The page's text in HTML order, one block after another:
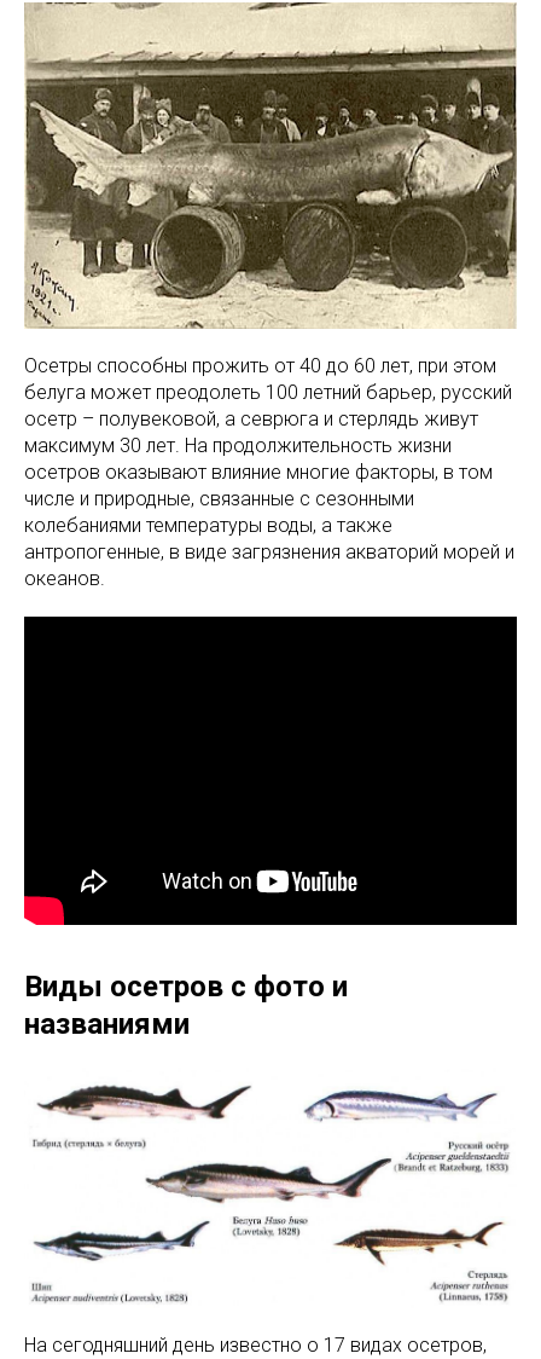
Осетры способны прожить от 40 до 60 лет, при этом
белуга может преодолеть 100 летний барьер, русский
осетр – полувековой, а севрюга и стерлядь живут
максимум 30 лет. На продолжительность жизни
осетров оказывают влияние многие факторы, в том
числе и природные, связанные с сезонными
колебаниями температуры воды, а также
антропогенные, в виде загрязнения акваторий морей и
океанов.
Виды осетров с фото и
названиями
На сегодняшний день известно о 17 видах осетров,